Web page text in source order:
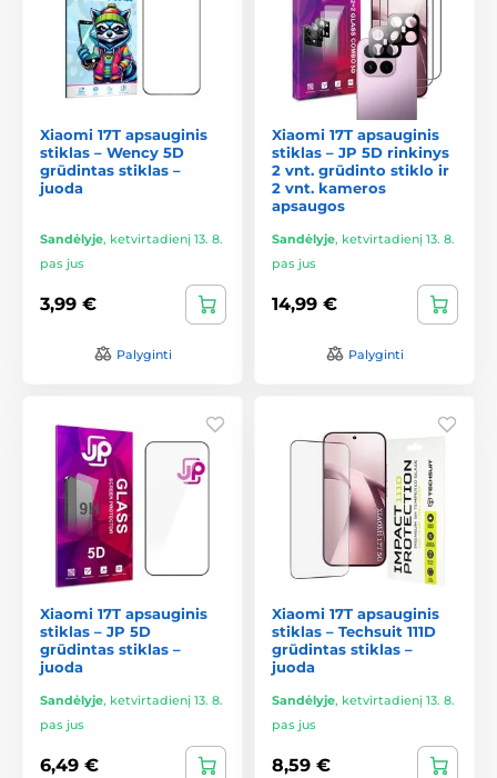
Xiaomi 17T apsauginis
stiklas – Wency 5D
grūdintas stiklas –
juoda
Sandėlyje, ketvirtadienį 13. 8.
pas jus
3,99 €
Palyginti
Xiaomi 17T apsauginis
stiklas – JP 5D rinkinys
2 vnt. grūdinto stiklo ir
2 vnt. kameros
apsaugos
Sandėlyje, ketvirtadienį 13. 8.
pas jus
14,99 €
Palyginti
Xiaomi 17T apsauginis
stiklas – JP 5D
grūdintas stiklas –
juoda
Sandėlyje, ketvirtadienį 13. 8.
pas jus
6,49 €
Xiaomi 17T apsauginis
stiklas – Techsuit 111D
grūdintas stiklas –
juoda
Sandėlyje, ketvirtadienį 13. 8.
pas jus
8,59 €